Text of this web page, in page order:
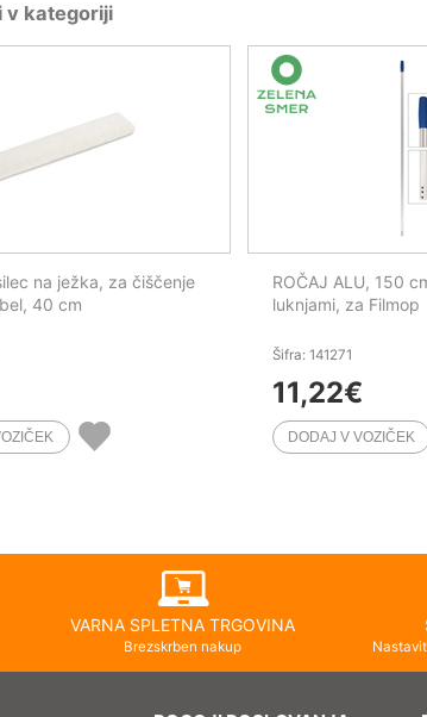
v kategoriji
na ježka, za čiščenje
40 cm
ROČAJ ALU, 150
luknjami, za Filmop
Šifra: 141271
11,22€
VARNA SPLETNA TRGOVINA
Brezskrben nakup